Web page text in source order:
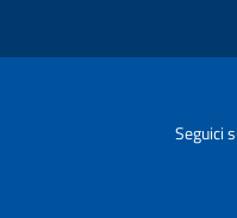
Seguici